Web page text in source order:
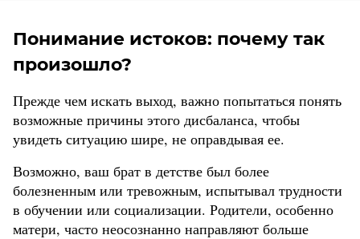
Понимание истоков: почему так
произошло?
Прежде чем искать выход, важно попытаться понять
возможные причины этого дисбаланса, чтобы
увидеть ситуацию шире, не оправдывая ее.
Возможно, ваш брат в детстве был более
болезненным или тревожным, испытывал трудности
в обучении или социализации. Родители, особенно
матери, часто неосознанно направляют больше